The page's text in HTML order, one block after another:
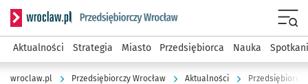
Serwis informacyjny wroclaw.pl podserwis: Strategia
Aktualności Strategia Miasto Przedsiębiorca Nauka
wroclaw.pl Przedsiębiorczy Wrocław Aktualności Przedsiębiorcy